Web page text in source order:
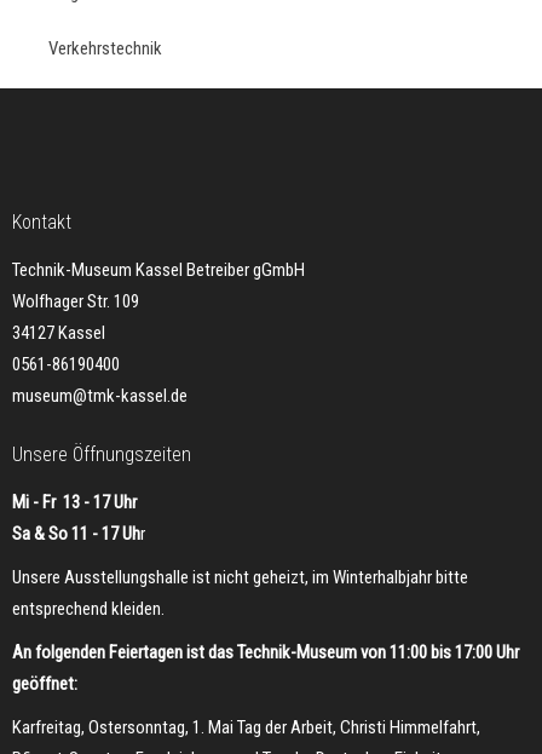
Verkehrstechnik
Kontakt
Technik-Museum Kassel Betreiber gGmbH
Wolfhager Str. 109
34127 Kassel
0561-86190400
museum@tmk-kassel.de
Unsere Öffnungszeiten
Mi - Fr 13 - 17 Uhr
Sa & So 11 - 17 Uhr
Unsere Ausstellungshalle ist nicht geheizt, im Winterhalbjahr bitte
entsprechend kleiden.
An folgenden Feiertagen ist das Technik-Museum von 11:00 bis 17:00 Uhr
geöffnet:
Karfreitag, Ostersonntag, 1. Mai Tag der Arbeit, Christi Himmelfahrt,